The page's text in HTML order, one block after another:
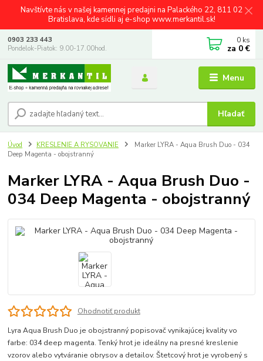
Navštívte nás v našej kamennej predajni na Palackého 22, 811 02
Bratislava, kde sídli aj e-shop www.merkantil.sk!
Menu
Hľadať
0903 233 443
Pondelok-Piatok: 9.00-17.00hod.
0 ks
za 0 €
Úvod KRESLENIE A RYSOVANIE
Marker LYRA - Aqua Brush Duo - 034
Deep Magenta - obojstranný
Marker LYRA - Aqua Brush Duo -
034 Deep Magenta - obojstranný
Ohodnotiť produkt
Lyra Aqua Brush Duo je obojstranný popisovač vynikajúcej kvality vo
farbe: 034 deep magenta. Tenký hrot je ideálny na presné kreslenie
vzorov alebo vytváranie obrysov a detailov. Štetcový hrot je vyrobený s